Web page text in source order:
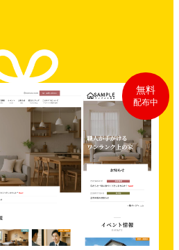
無料
配布中